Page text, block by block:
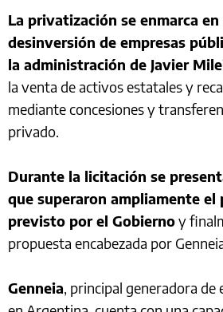
La privatización se enmarca
desinversión de empresas
la administración de Javier
la venta de activos estatales y
mediante concesiones y
privado.
Durante la licitación se
que superaron ampliamente el
previsto por el Gobiernoy
propuesta encabezada por
Genneia, principal generadora de